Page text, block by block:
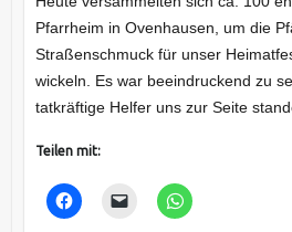
Pfarrheim in Ovenhausen, um die
Straßenschmuck für unser
wickeln. Es war beeindruckend zu
tatkräftige Helfer uns zur Seite
Teilen mit: